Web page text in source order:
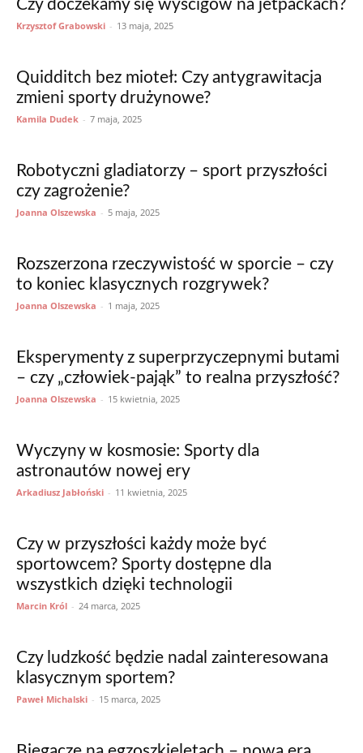
Czy doczekamy się wyścigów na jetpackach?
Krzysztof Grabowski - 13 maja, 2025
Quidditch bez mioteł: Czy antygrawitacja
zmieni sporty drużynowe?
Kamila Dudek - 7 maja, 2025
Robotyczni gladiatorzy – sport przyszłości
czy zagrożenie?
Joanna Olszewska - 5 maja, 2025
Rozszerzona rzeczywistość w sporcie – czy
to koniec klasycznych rozgrywek?
Joanna Olszewska - 1 maja, 2025
Eksperymenty z superprzyczepnymi butami
– czy „człowiek-pająk” to realna przyszłość?
Joanna Olszewska - 15 kwietnia, 2025
Wyczyny w kosmosie: Sporty dla
astronautów nowej ery
Arkadiusz Jabłoński - 11 kwietnia, 2025
Czy w przyszłości każdy może być
sportowcem? Sporty dostępne dla
wszystkich dzięki technologii
Marcin Król - 24 marca, 2025
Czy ludzkość będzie nadal zainteresowana
klasycznym sportem?
Paweł Michalski - 15 marca, 2025